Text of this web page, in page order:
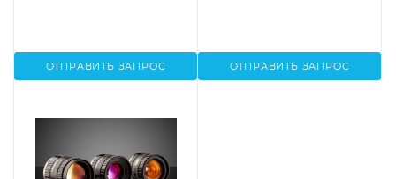
ОТПРАВИТЬ ЗАПРОС ОТПРАВИТЬ ЗАПРОС